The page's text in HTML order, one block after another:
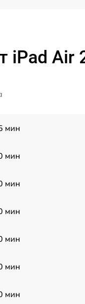
iPad Air
мин
мин
мин
мин
мин
мин
мин